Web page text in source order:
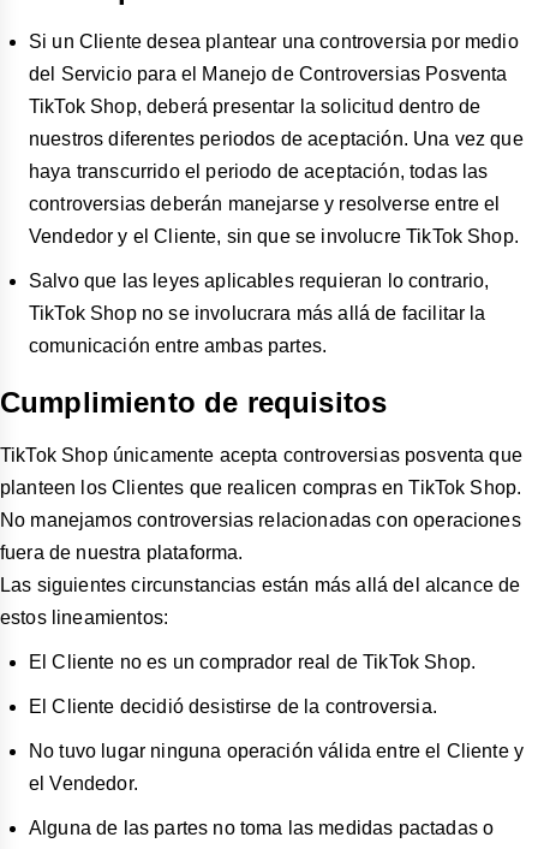
Si un Cliente desea plantear una controversia por medio
del Servicio para el Manejo de Controversias Posventa
TikTok Shop, deberá presentar la solicitud dentro de
nuestros diferentes periodos de aceptación. Una vez que
haya transcurrido el periodo de aceptación, todas las
controversias deberán manejarse y resolverse entre el
Vendedor y el Cliente, sin que se involucre TikTok Shop.
Salvo que las leyes aplicables requieran lo contrario,
TikTok Shop no se involucrara más allá de facilitar la
comunicación entre ambas partes.
Cumplimiento de requisitos
TikTok Shop únicamente acepta controversias posventa que
planteen los Clientes que realicen compras en TikTok Shop.
No manejamos controversias relacionadas con operaciones
fuera de nuestra plataforma.
Las siguientes circunstancias están más allá del alcance de
estos lineamientos:
El Cliente no es un comprador real de TikTok Shop.
El Cliente decidió desistirse de la controversia.
No tuvo lugar ninguna operación válida entre el Cliente y
el Vendedor.
Alguna de las partes no toma las medidas pactadas o